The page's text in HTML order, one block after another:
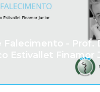
Falecimento - Prof.
Estivallet Finamor